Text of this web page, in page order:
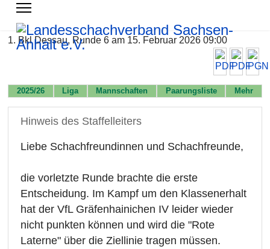
1. Bkl Dessau, Runde 6 am 15. Februar 2026 09:00
2025/26 Liga Mannschaften Paarungsliste Mehr
Hinweis des Staffelleiters
Liebe Schachfreundinnen und Schachfreunde,
die vorletzte Runde brachte die erste
Entscheidung. Im Kampf um den Klassenerhalt
hat der VfL Gräfenhainichen IV leider wieder
nicht punkten können und wird die "Rote
Laterne" über die Ziellinie tragen müssen.